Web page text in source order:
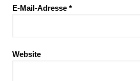
E-Mail-Adresse *
Website